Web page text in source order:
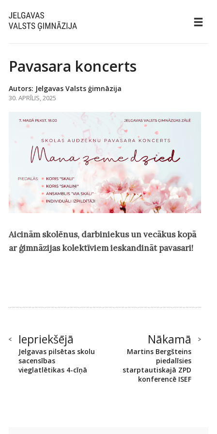
Pavasara koncerts
Autors: Jelgavas Valsts ģimnāzija
30. APRĪLIS, 2025
Aicinām skolēnus, darbiniekus un vecākus kopā
ar ģimnāzijas kolektīviem ieskandināt pavasari!
Iepriekšējā
Jelgavas pilsētas skolu
sacensības
vieglatlētikas 4-cīņā
Nākamā
Martins Bergšteins
piedalīsies
starptautiskajā ZPD
konferencē ISEF